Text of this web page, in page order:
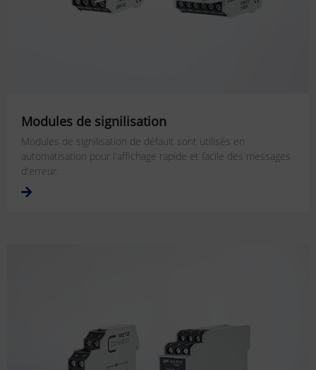
Modules de signilisation
Modules de signilisation de défault sont utilisés en
automatisation pour l'affichage rapide et facile des messages
d'erreur.